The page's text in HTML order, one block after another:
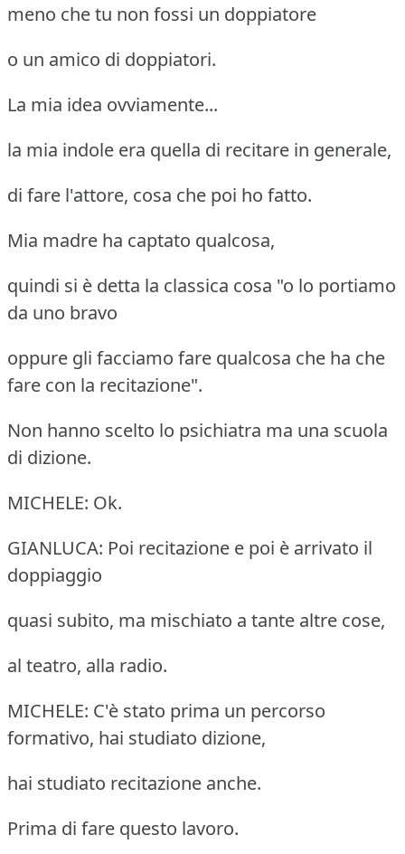
meno che tu non fossi un doppiatore
o un amico di doppiatori.
La mia idea ovviamente...
la mia indole era quella di recitare in generale,
di fare l'attore, cosa che poi ho fatto.
Mia madre ha captato qualcosa,
quindi si è detta la classica cosa "o lo portiamo
da uno bravo
oppure gli facciamo fare qualcosa che ha che
fare con la recitazione".
Non hanno scelto lo psichiatra ma una scuola
di dizione.
MICHELE: Ok.
GIANLUCA: Poi recitazione e poi è arrivato il
doppiaggio
quasi subito, ma mischiato a tante altre cose,
al teatro, alla radio.
MICHELE: C'è stato prima un percorso
formativo, hai studiato dizione,
hai studiato recitazione anche.
Prima di fare questo lavoro.